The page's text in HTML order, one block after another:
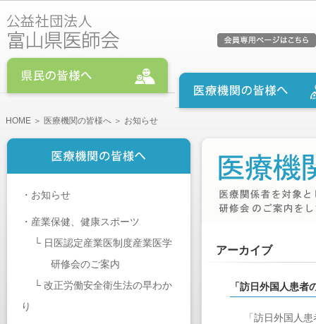
HOME ＞ 医療機関の皆様へ ＞ お知らせ
・ お知らせ
・ 産業保健、健康スポーツ
└ 日医認定産業医制度産業医学
研修会のご案内
└ 改正労働安全衛生法の早わか
り
アーカイブ
「訪日外国人患
「訪日外国人